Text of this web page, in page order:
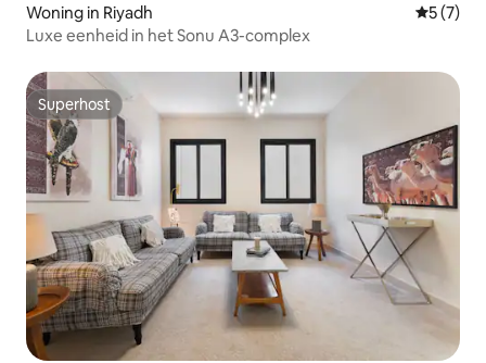
Woning in Riyadh
5 (7)
Luxe eenheid in het Sonu A3-complex
Superhost
Superhost